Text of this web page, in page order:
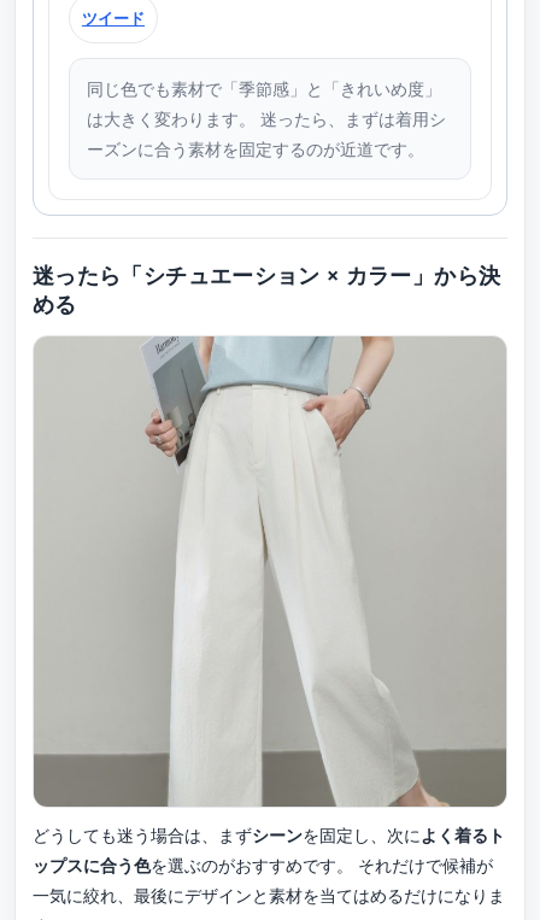
ツイード
同じ色でも素材で「季節感」と「きれいめ度」
は大きく変わります。 迷ったら、まずは着用シ
ーズンに合う素材を固定するのが近道です。
迷ったら「シチュエーション × カラー」から決
める
どうしても迷う場合は、まずシーンを固定し、次によく着るト
ップスに合う色を選ぶのがおすすめです。 それだけで候補が
一気に絞れ、最後にデザインと素材を当てはめるだけになりま